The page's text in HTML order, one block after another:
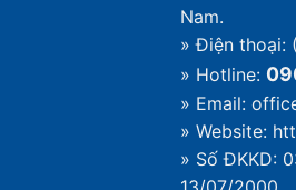
Nam.
» Điện thoại:
» Hotline:
» Email:
» Website:
» Số ĐKKD: